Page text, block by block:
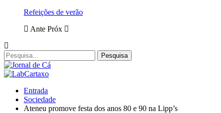
Refeições de verão
Ante Próx
Entrada
Sociedade
Ateneu promove festa dos anos 80 e 90 na Lipp’s